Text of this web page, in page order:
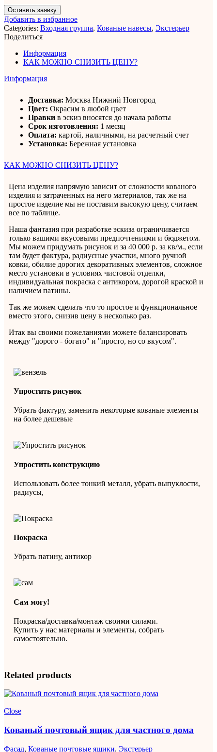
Оставить заявку
Добавить в избранное
Categories: Входная группа, Кованые навесы, Экстерьер
Поделиться
Информация
КАК МОЖНО СНИЗИТЬ ЦЕНУ?
Информация
Доставка: Москва Нижний Новгород
Цвет: Окрасим в любой цвет
Правки в эскиз вносятся до начала работы
Срок изготовления: 1 месяц
Оплата: картой, наличными, на расчетный счет
Установка: Бережная установка
КАК МОЖНО СНИЗИТЬ ЦЕНУ?
Цена изделия напрямую зависит от сложности кованого
изделия и затраченных на него материалов, так же на
простое изделие мы не поставим высокую цену, считаем
все по таблице.
Наша фантазия при разработке эскиза ограничивается
только вашими вкусовыми предпочтениями и бюджетом.
Мы можем придумать рисунок и за 40 000 р. за кв/м., если
там будет фактура, радиусные участки, много ручной
ковки, обилие дорогих декоративных элементов, сложное
место установки в условиях чистовой отделки,
индивидуальная покраска с антикором, дорогой краской и
наличием патины.
Так же можем сделать что то простое и функциональное
вместо этого, снизив цену в несколько раз.
Итак вы своими пожеланиями можете балансировать
между "дорого - богато" и "просто, но со вкусом".
Упростить рисунок
Убрать фактуру, заменить некоторые кованые элементы
на более дешевые
Упростить конструкцию
Использовать более тонкий металл, убрать выпуклости,
радиусы,
Покраска
Убрать патину, антикор
Сам могу!
Покраска/доставка/монтаж своими силами.
Купить у нас материалы и элементы, собрать
самостоятельно.
Related products
Close
Кованый почтовый ящик для частного дома
Фасад, Кованые почтовые ящики, Экстерьер